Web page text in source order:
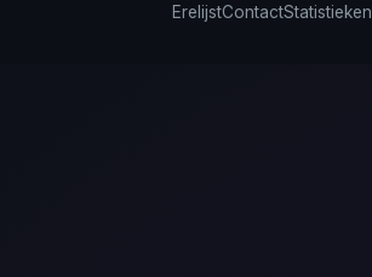
ErelijstContactStatistieken